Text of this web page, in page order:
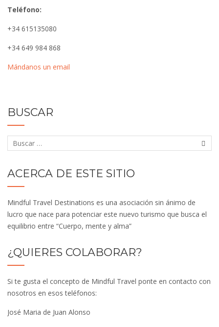
Teléfono:
+34 615135080
+34 649 984 868
Mándanos un email
BUSCAR
ACERCA DE ESTE SITIO
Mindful Travel Destinations es una asociación sin ánimo de
lucro que nace para potenciar este nuevo turismo que busca el
equilibrio entre “Cuerpo, mente y alma”
¿QUIERES COLABORAR?
Si te gusta el concepto de Mindful Travel ponte en contacto con
nosotros en esos teléfonos:
José Maria de Juan Alonso